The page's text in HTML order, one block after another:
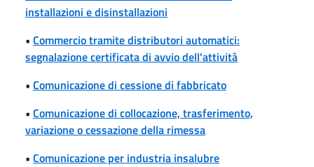
installazioni e disinstallazioni
• Commercio tramite distributori automatici:
segnalazione certificata di avvio dell'attività
• Comunicazione di cessione di fabbricato
• Comunicazione di collocazione, trasferimento,
variazione o cessazione della rimessa
• Comunicazione per industria insalubre